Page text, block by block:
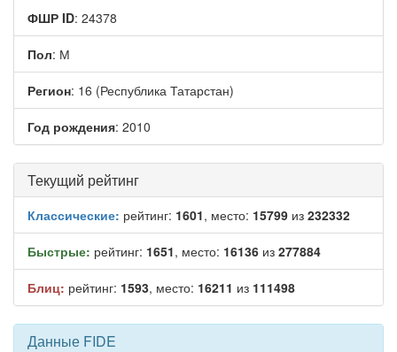
ФШР ID: 24378
Пол: М
Регион: 16 (Республика Татарстан)
Год рождения: 2010
Текущий рейтинг
Классические: рейтинг: 1601, место: 15799 из 232332
Быстрые: рейтинг: 1651, место: 16136 из 277884
Блиц: рейтинг: 1593, место: 16211 из 111498
Данные FIDE